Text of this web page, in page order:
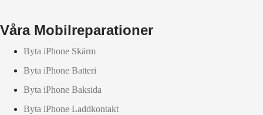
Våra Mobilreparationer
Byta iPhone Skärm
Byta iPhone Batteri
Byta iPhone Baksida
Byta iPhone Laddkontakt